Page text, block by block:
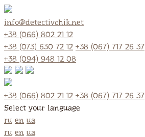
info@detectivchik.net
+38 (066) 802 21 12
+38 (073) 630 72 12 +38 (067) 717 26 37
+38 (094) 948 12 08
+38 (066) 802 21 12 +38 (067) 717 26 37
Select your language
ru en ua
ru en ua